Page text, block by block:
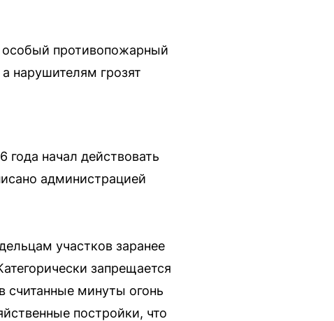
особый противопожарный
нарушителям грозят
начал действовать
администрацией
участков заранее
запрещается
считанные минуты огонь
постройки, что